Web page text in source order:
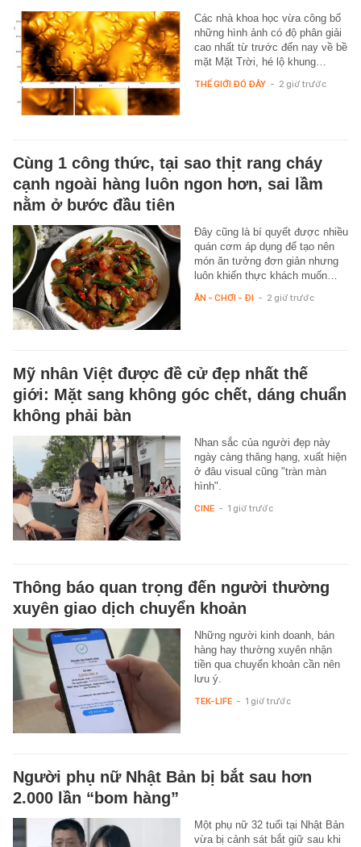
Các nhà khoa học vừa công bố
những hình ảnh có độ phân giải
cao nhất từ trước đến nay về bề
mặt Mặt Trời, hé lộ khung…
THẾ GIỚI ĐÓ ĐÂY - 2 giờ trước
Cùng 1 công thức, tại sao thịt rang cháy
cạnh ngoài hàng luôn ngon hơn, sai lầm
nằm ở bước đầu tiên
Đây cũng là bí quyết được nhiều
quán cơm áp dụng để tạo nên
món ăn tưởng đơn giản nhưng
luôn khiến thực khách muốn…
ĂN - CHƠI - ĐI - 2 giờ trước
Mỹ nhân Việt được đề cử đẹp nhất thế
giới: Mặt sang không góc chết, dáng chuẩn
không phải bàn
Nhan sắc của người đẹp này
ngày càng thăng hạng, xuất hiện
ở đâu visual cũng "tràn màn
hình".
CINE - 1 giờ trước
Thông báo quan trọng đến người thường
xuyên giao dịch chuyển khoản
Những người kinh doanh, bán
hàng hay thường xuyên nhận
tiền qua chuyển khoản cần nên
lưu ý.
TEK-LIFE - 1 giờ trước
Người phụ nữ Nhật Bản bị bắt sau hơn
2.000 lần “bom hàng”
Một phụ nữ 32 tuổi tại Nhật Bản
vừa bị cảnh sát bắt giữ sau khi